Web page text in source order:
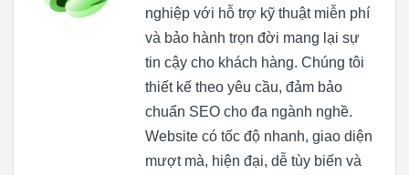
nghiệp với hỗ trợ kỹ thuật miễn phí
và bảo hành trọn đời mang lại sự
tin cậy cho khách hàng. Chúng tôi
thiết kế theo yêu cầu, đảm bảo
chuẩn SEO cho đa ngành nghề.
Website có tốc độ nhanh, giao diện
mượt mà, hiện đại, dễ tùy biến và